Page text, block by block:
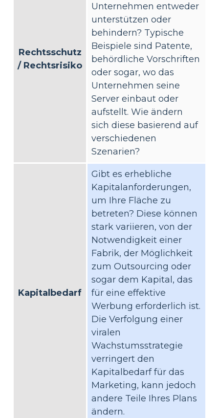
Rechtsschutz
/ Rechtsrisiko
Unternehmen entweder
unterstützen oder
behindern? Typische
Beispiele sind Patente,
behördliche Vorschriften
oder sogar, wo das
Unternehmen seine
Server einbaut oder
aufstellt. Wie ändern
sich diese basierend auf
verschiedenen
Szenarien?
Kapitalbedarf
Gibt es erhebliche
Kapitalanforderungen,
um Ihre Fläche zu
betreten? Diese können
stark variieren, von der
Notwendigkeit einer
Fabrik, der Möglichkeit
zum Outsourcing oder
sogar dem Kapital, das
für eine effektive
Werbung erforderlich ist.
Die Verfolgung einer
viralen
Wachstumsstrategie
verringert den
Kapitalbedarf für das
Marketing, kann jedoch
andere Teile Ihres Plans
ändern.